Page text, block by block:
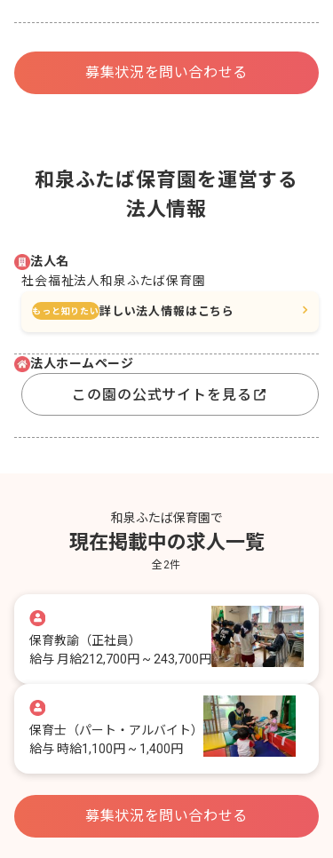
募集状況を問い合わせる
和泉ふたば保育園を運営する
法人情報
法人名
社会福祉法人和泉ふたば保育園
もっと知りたい詳しい法人情報はこちら
法人ホームページ
この園の公式サイトを見る
和泉ふたば保育園で
現在掲載中の求人一覧
全2件
保育教諭 （正社員）
給与 月給212,700円 ~ 243,700円
保育士 （パート・アルバイト）
給与 時給1,100円 ~ 1,400円
募集状況を問い合わせる